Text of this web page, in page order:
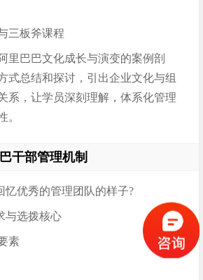
三板斧课程
里巴巴文化成长与演变的案例剖
式总结和探讨，引出企业文化与组
系，让学员深刻理解，体系化管理
。
干部管理机制
忆优秀的管理团队的样子?
与选拨核心
素